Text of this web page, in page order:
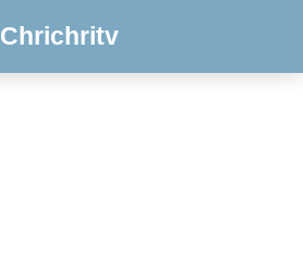
Chrichritv